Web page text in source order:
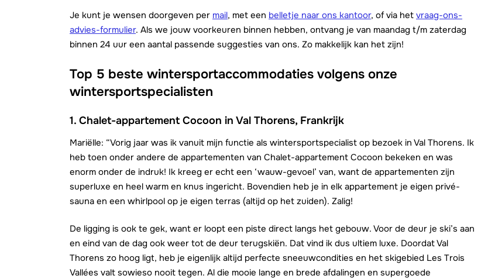
Je kunt je wensen doorgeven per mail, met een belletje naar ons kantoor, of via het vraag-ons-
advies-formulier. Als we jouw voorkeuren binnen hebben, ontvang je van maandag t/m zaterdag
binnen 24 uur een aantal passende suggesties van ons. Zo makkelijk kan het zijn!
Top 5 beste wintersportaccommodaties volgens onze
wintersportspecialisten
1. Chalet-appartement Cocoon in Val Thorens, Frankrijk
Mariëlle: “Vorig jaar was ik vanuit mijn functie als wintersportspecialist op bezoek in Val Thorens. Ik
heb toen onder andere de appartementen van Chalet-appartement Cocoon bekeken en was
enorm onder de indruk! Ik kreeg er echt een ‘wauw-gevoel’ van, want de appartementen zijn
superluxe en heel warm en knus ingericht. Bovendien heb je in elk appartement je eigen privé-
sauna en een whirlpool op je eigen terras (altijd op het zuiden). Zalig!
De ligging is ook te gek, want er loopt een piste direct langs het gebouw. Voor de deur je ski’s aan
en eind van de dag ook weer tot de deur terugskiën. Dat vind ik dus ultiem luxe. Doordat Val
Thorens zo hoog ligt, heb je eigenlijk altijd perfecte sneeuwcondities en het skigebied Les Trois
Vallées valt sowieso nooit tegen. Al die mooie lange en brede afdalingen en supergoede